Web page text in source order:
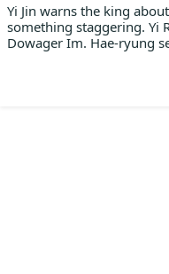
Yi Jin warns the king
something staggering. Yi
Dowager Im. Hae-ryung